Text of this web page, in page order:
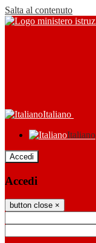
Salta al contenuto
Italiano
Italiano
Accedi
Accedi
button close ×